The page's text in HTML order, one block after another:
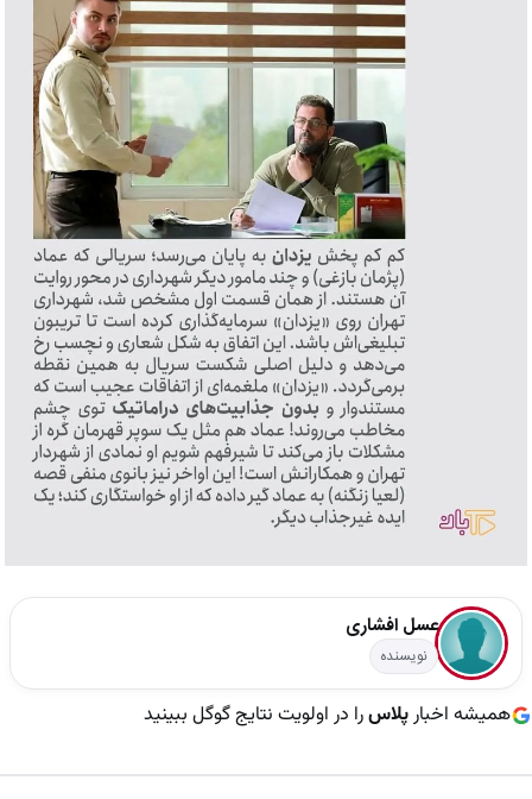
عسل افشاری
نویسنده
همیشه اخبارپلاسرا در اولویت نتایج گوگل ببینید